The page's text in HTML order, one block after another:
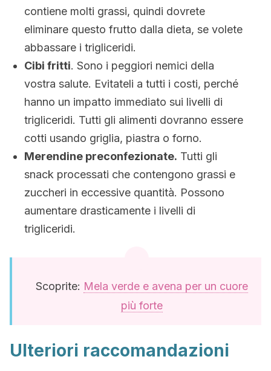
contiene molti grassi, quindi dovrete
eliminare questo frutto dalla dieta, se volete
abbassare i trigliceridi.
Cibi fritti. Sono i peggiori nemici della
vostra salute. Evitateli a tutti i costi, perché
hanno un impatto immediato sui livelli di
trigliceridi. Tutti gli alimenti dovranno essere
cotti usando griglia, piastra o forno.
Merendine preconfezionate. Tutti gli
snack processati che contengono grassi e
zuccheri in eccessive quantità. Possono
aumentare drasticamente i livelli di
trigliceridi.
Scoprite: Mela verde e avena per un cuore
più forte
Ulteriori raccomandazioni